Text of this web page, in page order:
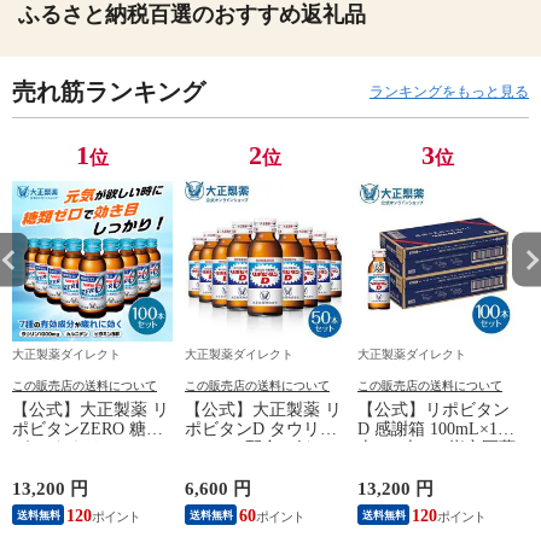
ふるさと納税百選のおすすめ返礼品
売れ筋ランキング ランキングをもっと見る
1位
大正製薬ダイレクト
この販売店の送料について
【公式】大正製薬 リ
ポビタンZERO 糖類
100mL 100本 栄養ド
リンク 栄養剤 リポ
ビタン 低カロリー
13,200 円
送料無料 120
2位
大正製薬ダイレクト
この販売店の送料について
【公式】大正製薬 リ
ポビタンD タウリン
ン 100ml 50本 指定医
薬部外品 栄養ドリン
ク 栄養剤 リポビタ
6,600 円
送料無料 60
3位
大正製薬ダイレクト
この販売店の送料について
【公式】リポビタン
D 感謝箱 100mL×100
養ドリンク 栄養剤
ありがとう リポビタ
ン
13,200 円
送料無料 120